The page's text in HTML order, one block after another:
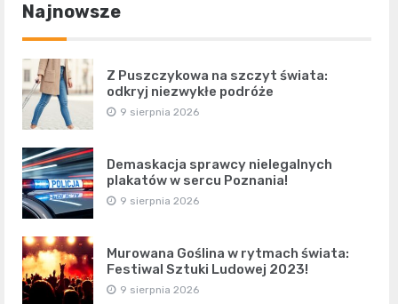
Najnowsze
Z Puszczykowa na szczyt świata:
odkryj niezwykłe podróże
9 sierpnia 2026
Demaskacja sprawcy nielegalnych
plakatów w sercu Poznania!
9 sierpnia 2026
Murowana Goślina w rytmach świata:
Festiwal Sztuki Ludowej 2023!
9 sierpnia 2026